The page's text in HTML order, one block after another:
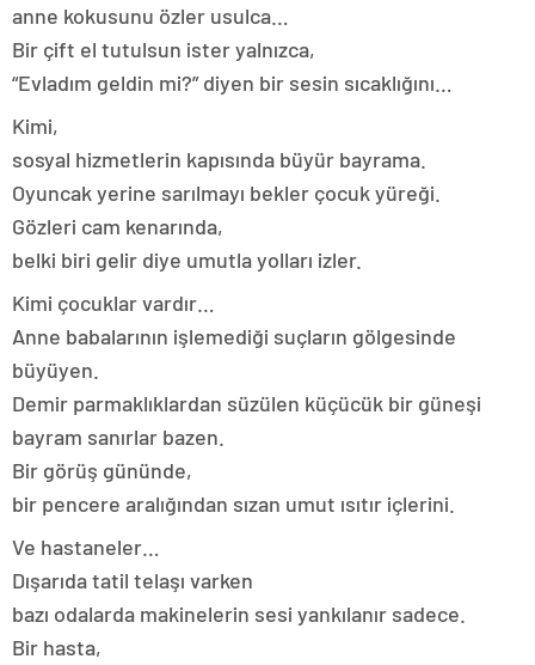
anne kokusunu özler usulca…
Bir çift el tutulsun ister yalnızca,
“Evladım geldin mi?” diyen bir sesin sıcaklığını…
Kimi,
sosyal hizmetlerin kapısında büyür bayrama.
Oyuncak yerine sarılmayı bekler çocuk yüreği.
Gözleri cam kenarında,
belki biri gelir diye umutla yolları izler.
Kimi çocuklar vardır…
Anne babalarının işlemediği suçların gölgesinde
büyüyen.
Demir parmaklıklardan süzülen küçücük bir güneşi
bayram sanırlar bazen.
Bir görüş gününde,
bir pencere aralığından sızan umut ısıtır içlerini.
Ve hastaneler…
Dışarıda tatil telaşı varken
bazı odalarda makinelerin sesi yankılanır sadece.
Bir hasta,